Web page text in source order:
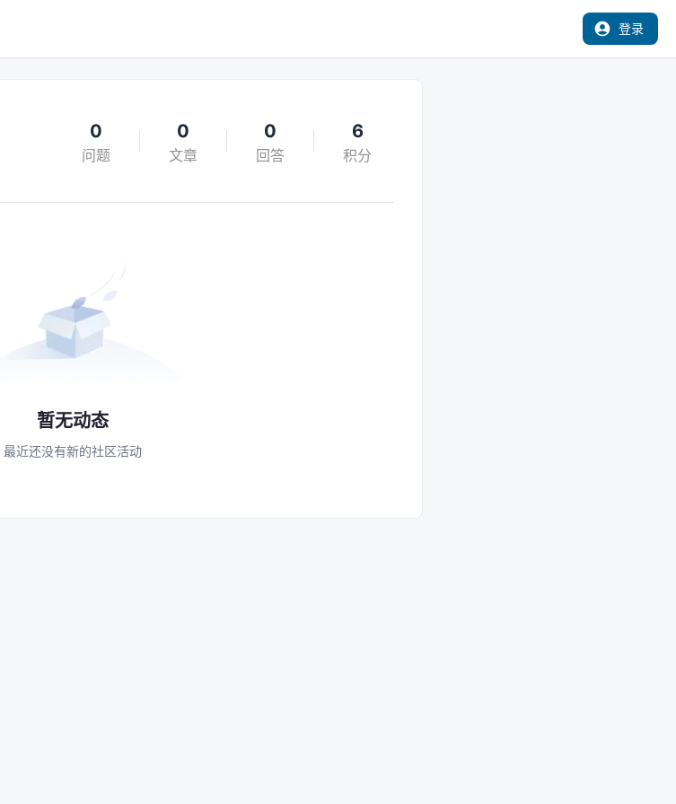
登录
0
问题
0
文章
0
回答
6
积分
暂无动态
最近还没有新的社区活动